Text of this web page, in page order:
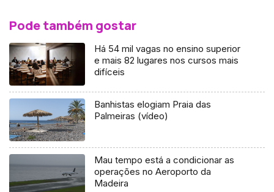
Pode também gostar
Há 54 mil vagas no ensino superior
e mais 82 lugares nos cursos mais
difíceis
Banhistas elogiam Praia das
Palmeiras (vídeo)
Mau tempo está a condicionar as
operações no Aeroporto da
Madeira